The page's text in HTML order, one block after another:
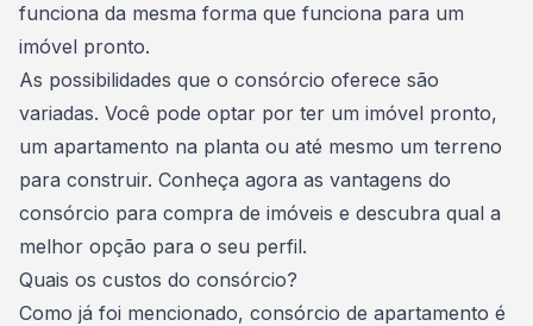
funciona da mesma forma que funciona para um
imóvel pronto.
As possibilidades que o consórcio oferece são
variadas. Você pode optar por ter um imóvel pronto,
um apartamento na planta ou até mesmo um terreno
para construir. Conheça agora as vantagens do
consórcio para compra de imóveis e descubra qual a
melhor opção para o seu perfil.
Quais os custos do consórcio?
Como já foi mencionado, consórcio de apartamento é